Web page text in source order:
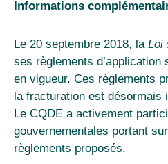
Informations
Le 20 septembre 2018, la Loi
ses règlements
en vigueur. Ces règlements
la fracturation est désormais
Le CQDE a activement
gouvernementales portant
règlements proposés.